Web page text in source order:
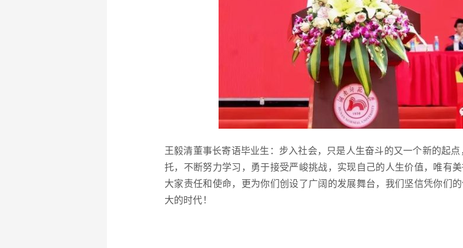
王毅清董事长寄语毕业生：步入社会，只是人生奋斗的又一个新的起
托，不断努力学习，勇于接受严峻挑战，实现自己的人生价值，唯有
大家责任和使命，更为你们创设了广阔的发展舞台，我们坚信凭你们
大的时代！